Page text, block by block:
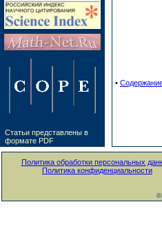
Статьи представлены в
формате PDF
•
Политика обработки персональных
Политика конфиденциальности
©